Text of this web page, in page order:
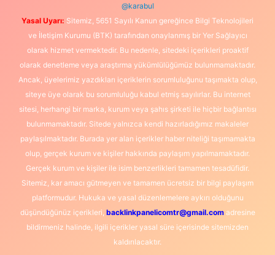
@karabul
Yasal Uyarı: Sitemiz, 5651 Sayılı Kanun gereğince Bilgi Teknolojileri
ve İletişim Kurumu (BTK) tarafından onaylanmış bir Yer Sağlayıcı
olarak hizmet vermektedir. Bu nedenle, sitedeki içerikleri proaktif
olarak denetleme veya araştırma yükümlülüğümüz bulunmamaktadır.
Ancak, üyelerimiz yazdıkları içeriklerin sorumluluğunu taşımakta olup,
siteye üye olarak bu sorumluluğu kabul etmiş sayılırlar. Bu internet
sitesi, herhangi bir marka, kurum veya şahıs şirketi ile hiçbir bağlantısı
bulunmamaktadır. Sitede yalnızca kendi hazırladığımız makaleler
paylaşılmaktadır. Burada yer alan içerikler haber niteliği taşımamakta
olup, gerçek kurum ve kişiler hakkında paylaşım yapılmamaktadır.
Gerçek kurum ve kişiler ile isim benzerlikleri tamamen tesadüfidir.
Sitemiz, kar amacı gütmeyen ve tamamen ücretsiz bir bilgi paylaşım
platformudur. Hukuka ve yasal düzenlemelere aykırı olduğunu
düşündüğünüz içerikleri, backlinkpanelicomtr@gmail.comadresine
bildirmeniz halinde, ilgili içerikler yasal süre içerisinde sitemizden
kaldırılacaktır.